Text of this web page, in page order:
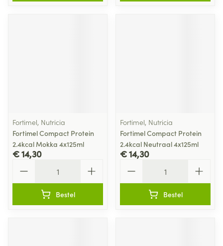
Fortimel, Nutricia
Fortimel Compact Protein
2.4kcal Mokka 4x125ml
€ 14,30
Bestel
Fortimel, Nutricia
Fortimel Compact Protein
2.4kcal Neutraal 4x125ml
€ 14,30
Bestel